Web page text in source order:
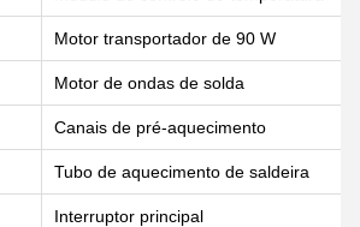
Motor transportador de 90 W
Motor de ondas de solda
Canais de pré-aquecimento
Tubo de aquecimento de saldeira
Interruptor principal